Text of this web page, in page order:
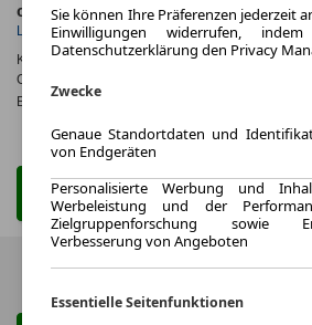
ca. 184 kW (250 PS)
Leistung
Benzin
Kraftstoff
Kraftstoffverbr.¹: ca. 7,0 l/100km (komb.)
CO
Effizienzklasse:
Zum Leasing Angebot
Zurück 1 von 1
Sie können Ihre Präferenzen jederzeit
Einwilligungen widerrufen,
Datenschutzerklärung den Privacy
Zwecke
Genaue Standortdaten und
von Endgeräten
Personalisierte Werbung und
Werbeleistung und der
Zielgruppenforschung sowie
Verbesserung von Angeboten
Essentielle Seitenfunktionen